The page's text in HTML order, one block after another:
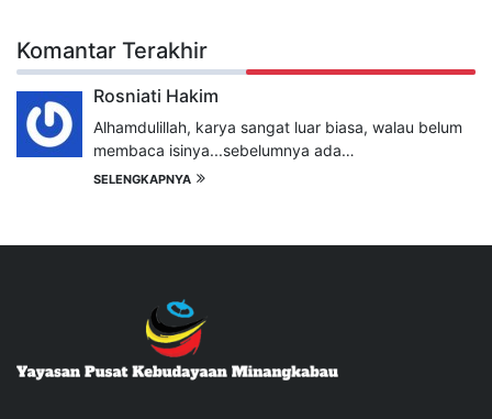
Komantar Terakhir
Rosniati Hakim
Alhamdulillah, karya sangat luar biasa, walau belum
membaca isinya...sebelumnya ada…
SELENGKAPNYA